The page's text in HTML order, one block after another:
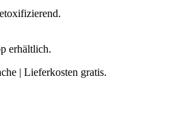
erhältlich.
| Lieferkosten gratis.